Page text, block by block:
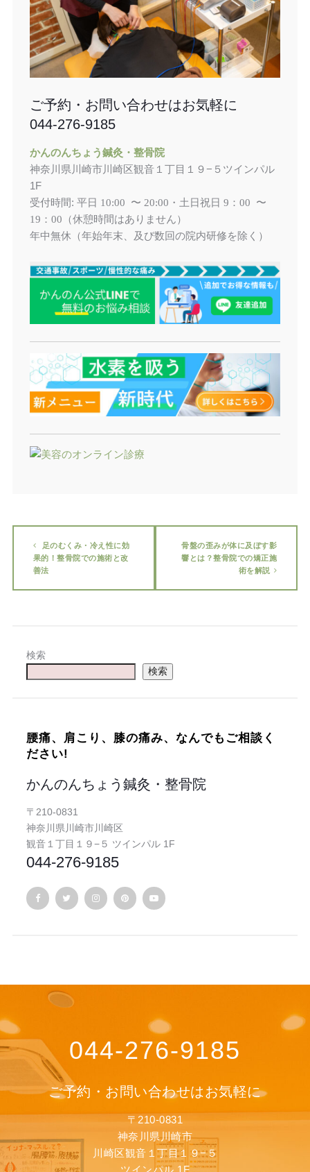
ご予約・お問い合わせはお気軽に
044-276-9185
かんのんちょう鍼灸・整骨院
神奈川県川崎市川崎区観音１丁目１９−５ツインパル
1F
受付時間: 平日 10:00 〜 20:00・ 土日祝日 9：00 〜
19：00 （休憩時間はありません）
年中無休（年始年末、及び数回の院内研修を除く）
足のむくみ・冷え性に効
果的！整骨院での施術と改
善法
骨盤の歪みが体に及ぼす影
響とは？整骨院での矯正施
術を解説
検索
検索
腰痛、肩こり、膝の痛み、なんでもご相談く
ださい!
かんのんちょう鍼灸・整骨院
〒210-0831
神奈川県川崎市川崎区
観音１丁目１９−５ ツインパル 1F
044-276-9185
044-276-9185
ご予約・お問い合わせはお気軽に
〒210-0831
神奈川県川崎市
川崎区観音１丁目１９−５
ツインパル 1F